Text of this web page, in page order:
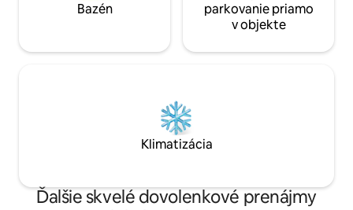
Bazén
parkovanie priamo
v objekte
Klimatizácia
Ďalšie skvelé dovolenkové prenájmy